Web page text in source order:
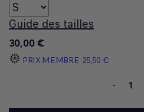
Guide des tailles
30,00 €
PRIX MEMBRE 25,50 €
-